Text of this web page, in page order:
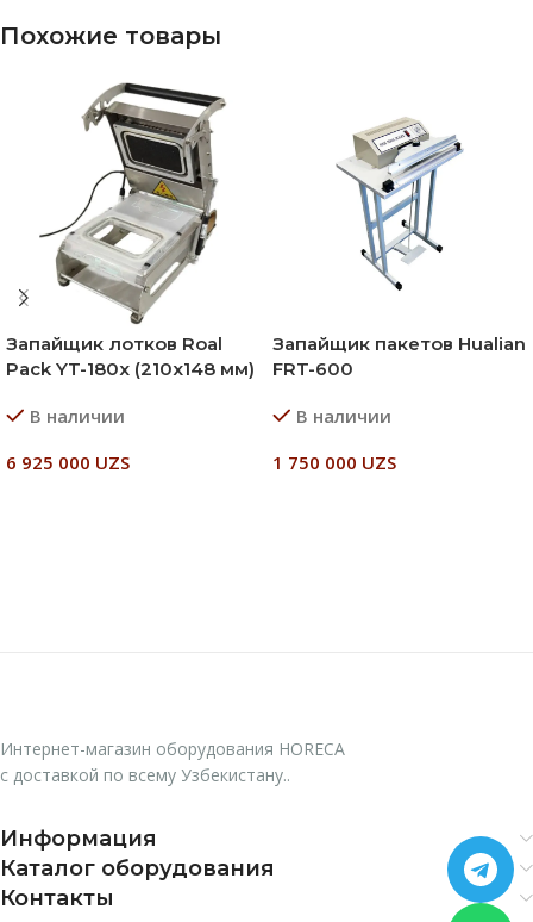
Похожие товары
Запайщик лотков Roal
Pack YT-180x (210х148 мм)
В наличии
6 925 000 UZS
Запайщик пакетов Hualian
FRT-600
В наличии
1 750 000 UZS
Интернет-магазин оборудования HORECA
с доставкой по всему Узбекистану..
Информация
Каталог оборудования
Контакты